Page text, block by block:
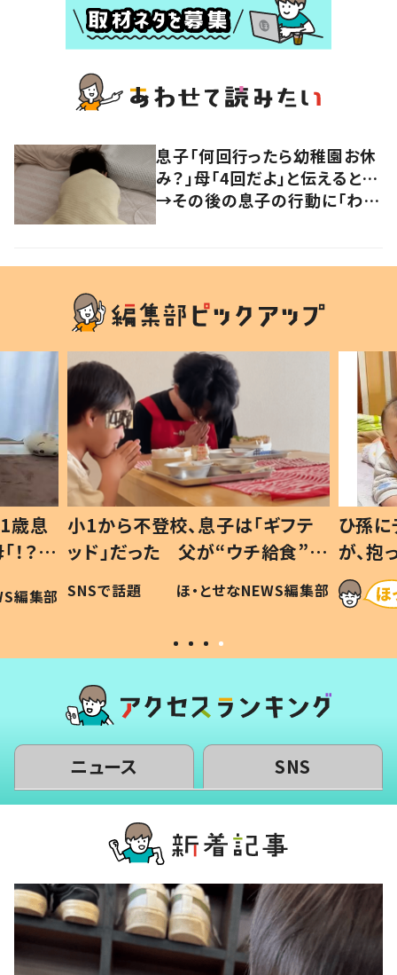
息子「何回行ったら幼稚園お休
み？」母「4回だよ」と伝えると…
→その後の息子の行動に「わか
歳息
？」
編集部
小1から不登校、息子は「ギフテ
ッド」だった 父が“ウチ給食”を
作り続ける理由とは #令和の親
#令和の子
SNSで話題 ほ・とせなNEWS編集部
ひ孫
が、
「涙が
い」
ニュース SNS